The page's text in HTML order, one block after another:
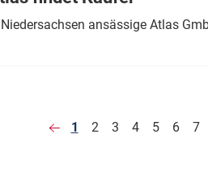
ansässige Atlas
1 2 3 4 5 6 7